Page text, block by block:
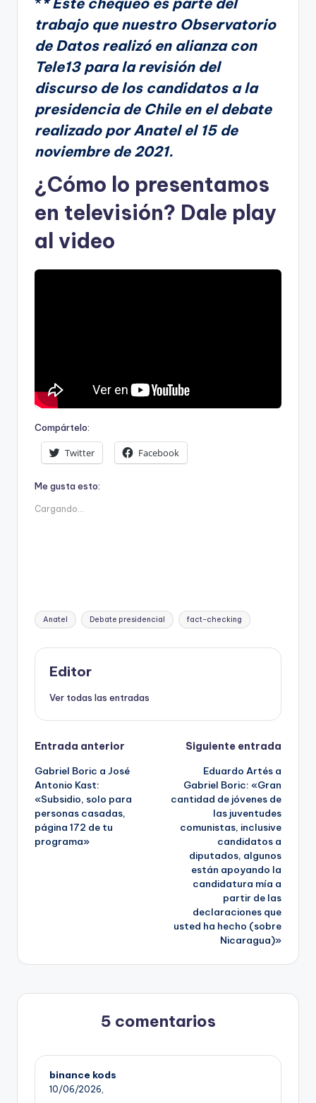
trabajo que nuestro Observatorio
de Datos realizó en alianza con
Tele13 para la revisión del
discurso de los candidatos a la
presidencia de Chile en el debate
realizado por Anatel el 15 de
noviembre de 2021.
¿Cómo lo presentamos
en televisión? Dale play
al video
Compártelo:
Twitter Facebook
Me gusta esto:
Cargando...
Etiquetas:
Anatel Debate presidencial fact-checking
Editor
Ver todas las entradas
Navegación
de
entradas
Entrada anterior
Gabriel Boric a José
Antonio Kast:
«Subsidio, solo para
personas casadas,
página 172 de tu
programa»
Siguiente entrada
Eduardo Artés a
Gabriel Boric: «Gran
cantidad de jóvenes de
las juventudes
comunistas, inclusive
candidatos a
diputados, algunos
están apoyando la
candidatura mía a
partir de las
declaraciones que
usted ha hecho (sobre
Nicaragua)»
5 comentarios
binance kods
10/06/2026,